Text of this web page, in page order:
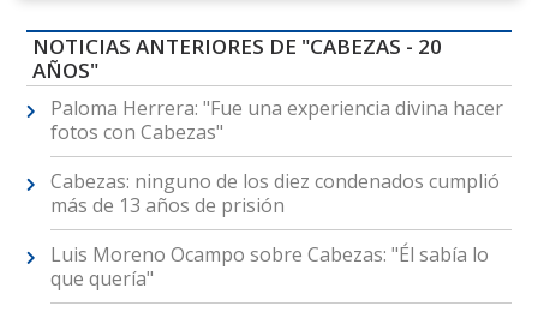
NOTICIAS ANTERIORES DE "CABEZAS - 20
AÑOS"
Paloma Herrera: "Fue una experiencia divina hacer
fotos con Cabezas"
Cabezas: ninguno de los diez condenados cumplió
más de 13 años de prisión
Luis Moreno Ocampo sobre Cabezas: "Él sabía lo
que quería"